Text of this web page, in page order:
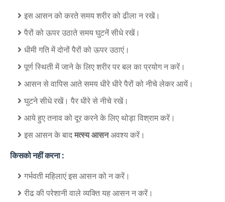
इस आसन को करते समय शरीर को ढीला न रखें।
पैरों को ऊपर उठाते समय घुटनें सीधे रखें।
धीमी गति में दोनों पैरों को ऊपर उठाएं।
पूर्ण स्थिती में जाने के लिए शरीर पर बल का प्रयोग न करें।
आसन से वापिस आते समय धीरे धीरे पैरों को नीचे लेकर आयें।
घुटने सीधे रखें। पैर धीरे से नीचे रखें।
आये हुए तनाव को दूर करने के लिए थोड़ा विश्राम करें।
इस आसन के बादमत्स्य आसनअवश्य करें।
किसको नहीं करना :
गर्भवती महिलाएं इस आसन को न करें।
रीढ की परेशानी वाले व्यक्ति यह आसन न करें।